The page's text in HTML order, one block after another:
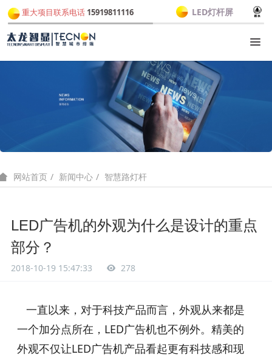
重大项目联系电话 15919811116 LED灯杆屏
网站首页 新闻中心 智慧路灯杆
LED广告机的外观为什么是设计的重点
部分？
2018-10-19 15:47:33 278
一直以来，对于科技产品而言，外观从来都是
一个加分点所在，LED广告机也不例外。精美的
外观不仅让LED广告机产品看起更有科技感和现